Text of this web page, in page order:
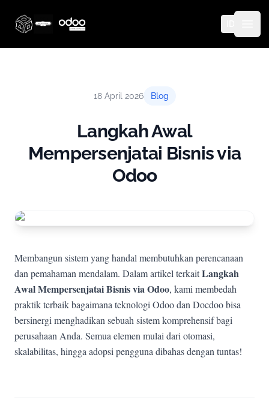
Thinq Technology
18 April 2026 Blog
Langkah Awal
Mempersenjatai Bisnis via
Odoo
Membangun sistem yang handal membutuhkan perencanaan
dan pemahaman mendalam. Dalam artikel terkaitLangkah
Awal Mempersenjatai Bisnis via Odoo, kami membedah
praktik terbaik bagaimana teknologi Odoo dan Docdoo bisa
bersinergi menghadikan sebuah sistem komprehensif bagi
perusahaan Anda. Semua elemen mulai dari otomasi,
skalabilitas, hingga adopsi pengguna dibahas dengan tuntas!